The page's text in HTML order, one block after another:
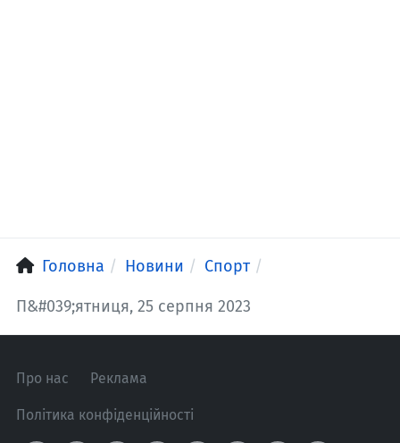
Головна Новини Спорт
П&#039;ятниця, 25 серпня 2023
Про нас Реклама
Політика конфіденційності